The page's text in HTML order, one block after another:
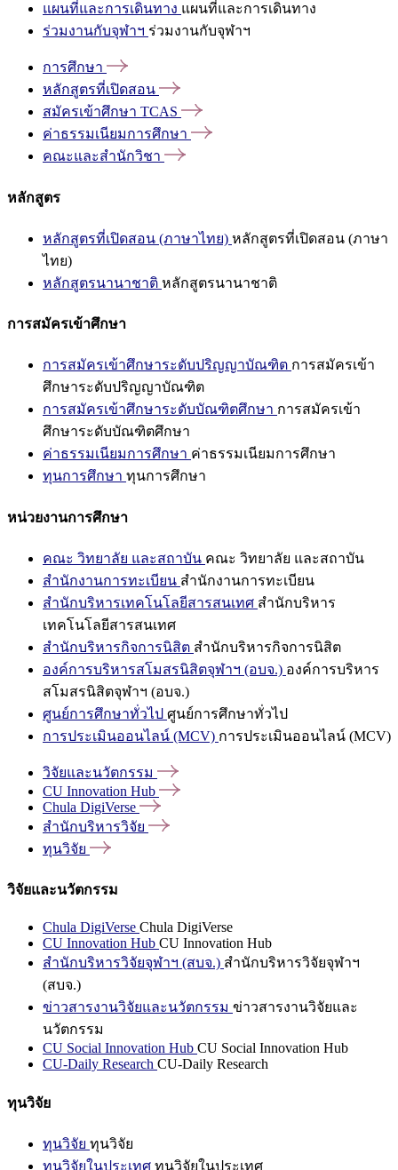
แผนที่และการเดินทาง แผนที่และการเดินทาง
ร่วมงานกับจุฬาฯ ร่วมงานกับจุฬาฯ
การศึกษา
หลักสูตรที่เปิดสอน
สมัครเข้าศึกษา TCAS
ค่าธรรมเนียมการศึกษา
คณะและสำนักวิชา
หลักสูตร
หลักสูตรที่เปิดสอน (ภาษาไทย) หลักสูตรที่เปิดสอน (ภาษา
ไทย)
หลักสูตรนานาชาติ หลักสูตรนานาชาติ
การสมัครเข้าศึกษา
การสมัครเข้าศึกษาระดับปริญญาบัณฑิต การสมัครเข้า
ศึกษาระดับปริญญาบัณฑิต
การสมัครเข้าศึกษาระดับบัณฑิตศึกษา การสมัครเข้า
ศึกษาระดับบัณฑิตศึกษา
ค่าธรรมเนียมการศึกษา ค่าธรรมเนียมการศึกษา
ทุนการศึกษา ทุนการศึกษา
หน่วยงานการศึกษา
คณะ วิทยาลัย และสถาบัน คณะ วิทยาลัย และสถาบัน
สำนักงานการทะเบียน สำนักงานการทะเบียน
สำนักบริหารเทคโนโลยีสารสนเทศ สำนักบริหาร
เทคโนโลยีสารสนเทศ
สำนักบริหารกิจการนิสิต สำนักบริหารกิจการนิสิต
องค์การบริหารสโมสรนิสิตจุฬาฯ (อบจ.) องค์การบริหาร
สโมสรนิสิตจุฬาฯ (อบจ.)
ศูนย์การศึกษาทั่วไป ศูนย์การศึกษาทั่วไป
การประเมินออนไลน์ (MCV) การประเมินออนไลน์ (MCV)
วิจัยและนวัตกรรม
CU Innovation Hub
Chula DigiVerse
สำนักบริหารวิจัย
ทุนวิจัย
วิจัยและนวัตกรรม
Chula DigiVerse Chula DigiVerse
CU Innovation Hub CU Innovation Hub
สำนักบริหารวิจัยจุฬาฯ (สบจ.) สำนักบริหารวิจัยจุฬาฯ
(สบจ.)
ข่าวสารงานวิจัยและนวัตกรรม ข่าวสารงานวิจัยและ
นวัตกรรม
CU Social Innovation Hub CU Social Innovation Hub
CU-Daily Research CU-Daily Research
ทุนวิจัย
ทุนวิจัย ทุนวิจัย
ทุนวิจัยในประเทศ ทุนวิจัยในประเทศ